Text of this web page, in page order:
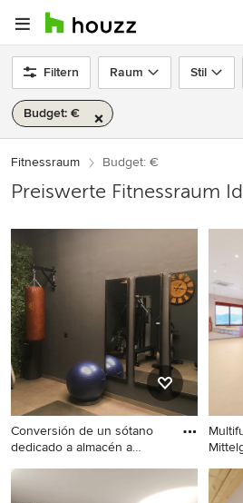
Filtern Raum Stil
Budget: €
Fitnessraum Budget: €
Preiswerte Fitnessraum
Conversión de un sótano
dedicado a almacén a
Multifunktionaler, Kleiner
Industrial Fitnessraum mit